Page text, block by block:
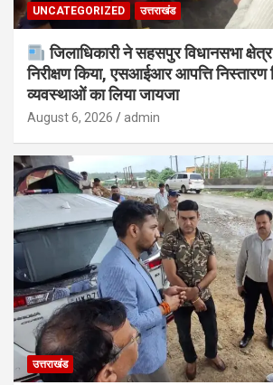
UNCATEGORIZED उत्तराखंड
जिलाधिकारी ने सहसपुर विधानसभा
निरीक्षण किया, एसआईआर आपत्ति निस्तारण
व्यवस्थाओं का लिया जायजा
August 6, 2026 admin
उत्तराखंड